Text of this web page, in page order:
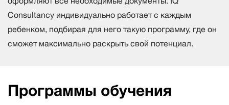
Consultancy индивидуально работает с каждым
ребенком, подбирая для него такую программу, где он
сможет максимально раскрыть свой потенциал.
Программы обучения